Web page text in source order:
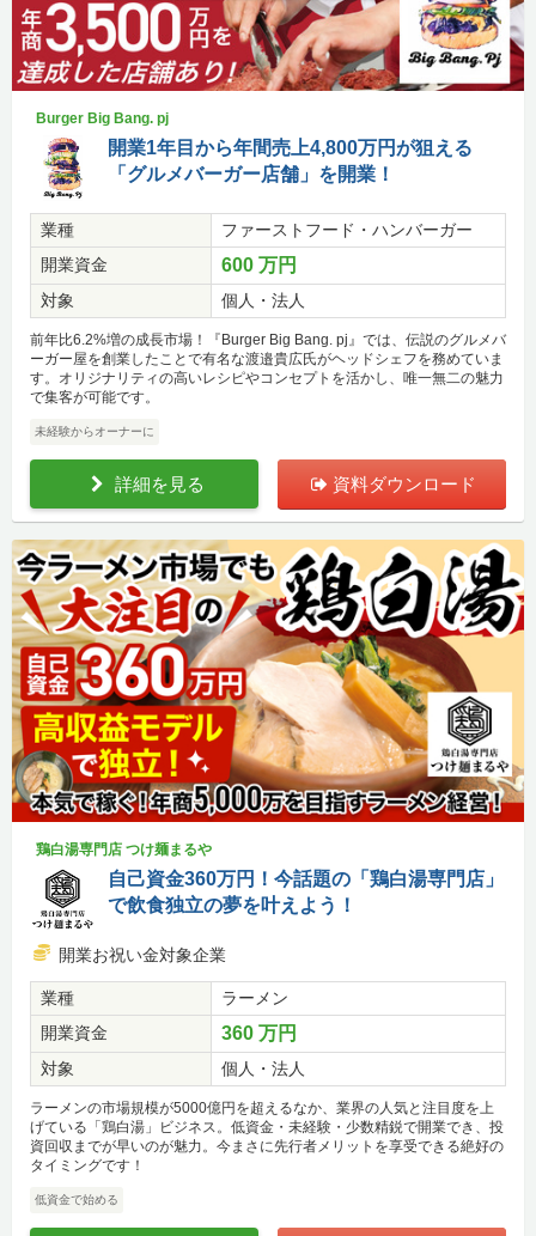
Burger Big Bang. pj
開業1年目から年間売上4,800万円が狙える
「グルメバーガー店舗」を開業！
業種
ファーストフード・ハンバーガー
開業資金
600 万円
対象 個人・法人
前年比6.2%増の成長市場！『Burger Big Bang. pj』では、伝説のグルメバ
ーガー屋を創業したことで有名な渡邉貴広氏がヘッドシェフを務めていま
す。オリジナリティの高いレシピやコンセプトを活かし、唯一無二の魅力
で集客が可能です。
未経験からオーナーに
詳細を見る 資料ダウンロード
鶏白湯専門店 つけ麺まるや
自己資金360万円！今話題の「鶏白湯専門店」
で飲食独立の夢を叶えよう！
開業お祝い金対象企業
業種
ラーメン
開業資金
360 万円
対象 個人・法人
ラーメンの市場規模が5000億円を超えるなか、業界の人気と注目度を上
げている「鶏白湯」ビジネス。低資金・未経験・少数精鋭で開業でき、投
資回収までが早いのが魅力。今まさに先行者メリットを享受できる絶好の
タイミングです！
低資金で始める